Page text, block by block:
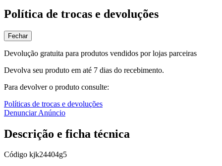
Política de trocas e devoluções
Fechar
Devolução gratuita para produtos vendidos por lojas parceiras
Devolva seu produto em até 7 dias do recebimento.
Para devolver o produto consulte:
Políticas de trocas e devoluções
Denunciar Anúncio
Descrição e ficha técnica
Código kjk24404g5